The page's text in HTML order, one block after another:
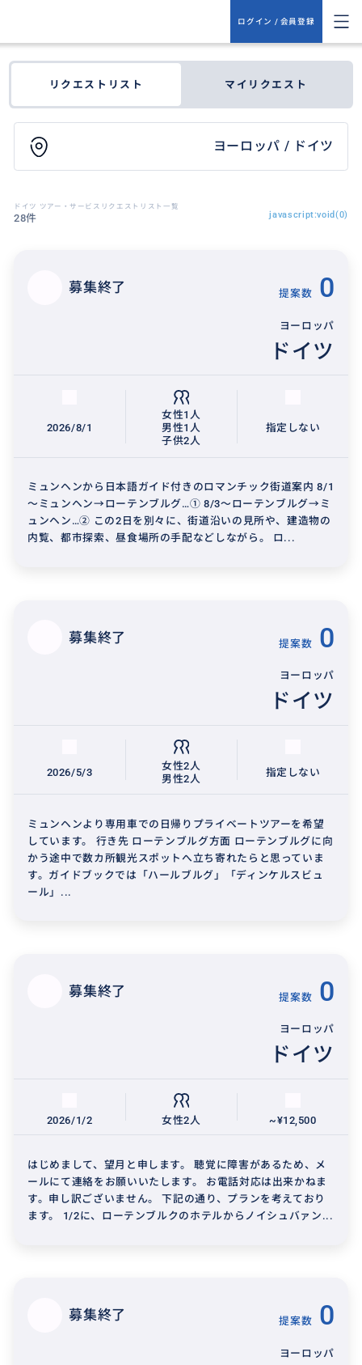
ログイン / 会員登録
リクエストリスト マイリクエスト
ヨーロッパ / ドイツ
ドイツ ツアー・サービスリクエストリスト一覧
28件 javascript:void(0)
募集終了 提案数 0
ヨーロッパ
ドイツ
2026/8/1
女性1人
男性1人
子供2人
指定しない
ミュンヘンから日本語ガイド付きのロマンチック街道案内 8/1
～ミュンヘン→ローテンブルグ…① 8/3～ローテンブルグ→ミ
ュンヘン…② この2日を別々に、街道沿いの見所や、建造物の
内覧、都市探索、昼食場所の手配などしながら。 ロ...
募集終了 提案数 0
ヨーロッパ
ドイツ
2026/5/3
女性2人
男性2人
指定しない
ミュンヘンより専用車での日帰りプライベートツアーを希望
しています。 行き先 ローテンブルグ方面 ローテンブルグに向
かう途中で数カ所観光スポットへ立ち寄れたらと思っていま
す。ガイドブックでは「ハールブルグ」「ディンケルスビュ
ール」...
募集終了 提案数 0
ヨーロッパ
ドイツ
2026/1/2 女性2人 ~¥12,500
はじめまして、望月と申します。 聴覚に障害があるため、メ
ールにて連絡をお願いいたします。 お電話対応は出来かねま
す。申し訳ございません。 下記の通り、プランを考えており
ます。 1/2に、ローテンブルクのホテルからノイシュバァン...
募集終了 提案数 0
ヨーロッパ